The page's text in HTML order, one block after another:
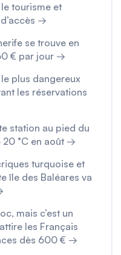
tourisme et
→
se trouve en
€ par jour →
plus dangereux
les réservations
station au pied du
°C en août →
turquoise et
île des Baléares va
mais c’est un
les Français
dès 600 € →